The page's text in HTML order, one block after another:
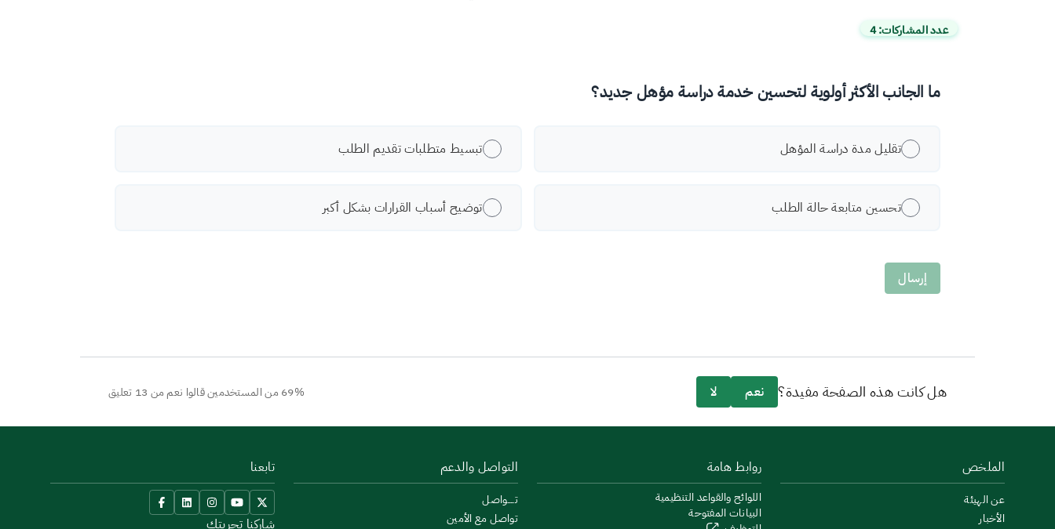
عدد المشاركات: 4
ما الجانب الأكثر أولوية لتحسين خدمة دراسة مؤهل جديد؟
تقليل مدة دراسة المؤهل تبسيط متطلبات تقديم الطلب
تحسين متابعة حالة الطلب توضيح أسباب القرارات بشكل أكبر
هل كانت هذه الصفحة مفيدة؟ نعم لا 69% من المستخدمين قالوا نعم من 13 تعليق
الملخص
عن الهيئة
الأخبار
روابط هامة
اللوائح والقواعد التنظيمية
البيانات المفتوحة
التواصل والدعم
تــــواصل
تواصل مع الأمين
تابعنا
شاركنا تجربتك